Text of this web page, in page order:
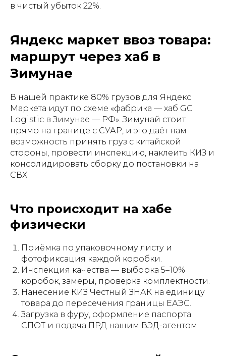
в чистый убыток 22%.
Яндекс маркет ввоз товара:
маршрут через хаб в
Зимунае
В нашей практике 80% грузов для Яндекс
Маркета идут по схеме «фабрика — хаб GC
Logistic в Зимунае — РФ». Зимунай стоит
прямо на границе с СУАР, и это даёт нам
возможность принять груз с китайской
стороны, провести инспекцию, наклеить КИЗ и
консолидировать сборку до постановки на
СВХ.
Что происходит на хабе
физически
Приёмка по упаковочному листу и
фотофиксация каждой коробки.
Инспекция качества — выборка 5–10%
коробок, замеры, проверка комплектности.
Нанесение КИЗ Честный ЗНАК на единицу
товара до пересечения границы ЕАЭС.
Загрузка в фуру, оформление паспорта
СПОТ и подача ПРД нашим ВЭД-агентом.